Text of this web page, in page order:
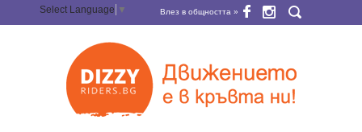
Select Language ▼ Влез в общността »